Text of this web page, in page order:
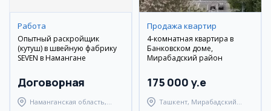
Работа
Опытный раскройщик
(кутуш) в швейную фабрику
SEVEN в Намангане
Договорная
Наманганская область,
Продажа квартир
4-комнатная квартира в
Банковском доме,
Мирабадский район
175 000 y.e
Ташкент, Мирабадский